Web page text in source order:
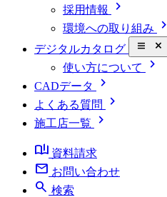
採用情報 chevron_right
環境への取り組み chevron_right
デジタルカタログ close_small
使い方について chevron_right
CADデータ chevron_right
よくある質問 chevron_right
施工店一覧
chevron_right
book_ribbon 資料請求
mail お問い合わせ
search 検索